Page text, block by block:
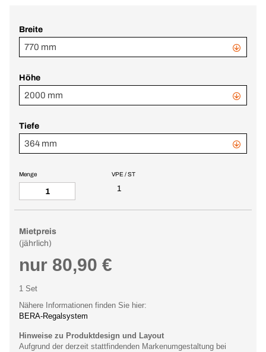
Breite
770 mm
Höhe
2000 mm
Tiefe
364 mm
VPE / ST
1
Menge
Mietpreis
(jährlich)
nur 80,90 €
1 Set
Nähere Informationen finden Sie hier:
BERA-Regalsystem
Hinweise zu Produktdesign und Layout
Aufgrund der derzeit stattfindenden Markenumgestaltung bei